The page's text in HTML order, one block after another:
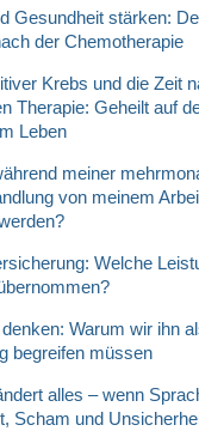
Gesundheit stärken:
der Chemotherapie
Krebs und die Zeit
Therapie: Geheilt auf
Leben
meiner
von meinem
Welche
Warum wir ihn
begreifen müssen
alles – wenn
Scham und